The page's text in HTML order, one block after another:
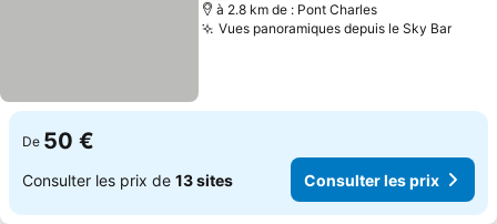
à 2.8 km de : Pont Charles
Vues panoramiques depuis le Sky Bar
De 50 €
Consulter les prix de 13 sites Consulter les prix